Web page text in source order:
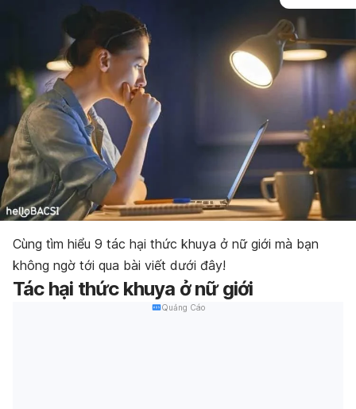
Cùng tìm hiểu 9 tác hại thức khuya ở nữ giới mà bạn
không ngờ tới qua bài viết dưới đây!
Tác hại thức khuya ở nữ giới
Quảng Cáo